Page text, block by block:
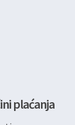
plaćanja